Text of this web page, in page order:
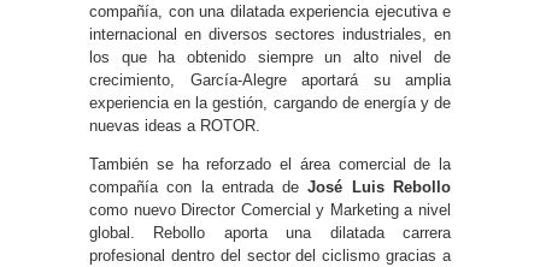
compañía, con una dilatada experiencia ejecutiva e
internacional en diversos sectores industriales, en
los que ha obtenido siempre un alto nivel de
crecimiento, García-Alegre aportará su amplia
experiencia en la gestión, cargando de energía y de
nuevas ideas a ROTOR.
También se ha reforzado el área comercial de la
compañía con la entrada deJosé Luis Rebollo
como nuevo Director Comercial y Marketing a nivel
global. Rebollo aporta una dilatada carrera
profesional dentro del sector del ciclismo gracias a